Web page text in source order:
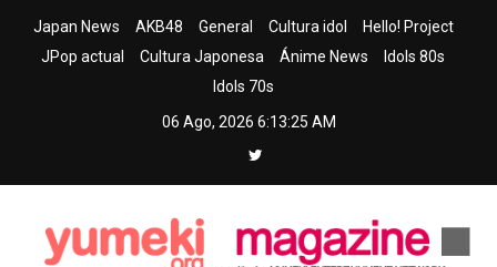
Japan News AKB48 General Cultura idol
Hello! Project
JPop actual
Cultura Japonesa Ánime News
Idols 80s
Idols 70s
06 Ago, 2026 6:13:25 AM